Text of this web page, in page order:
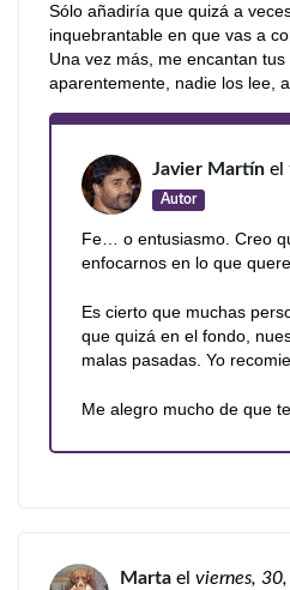
Sólo añadiría que quizá a
inquebrantable en que vas a
Una vez más, me encantan
aparentemente, nadie los lee,
Javier Martín el
Autor
Fe… o entusiasmo. Creo
enfocarnos en lo que
Es cierto que muchas
que quizá en el fondo,
malas pasadas. Yo
Me alegro mucho de que
Marta el viernes,